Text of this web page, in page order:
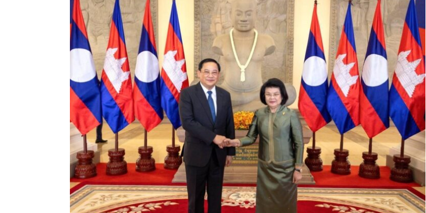
ភាព​
ព័ត៌មាន​
និង